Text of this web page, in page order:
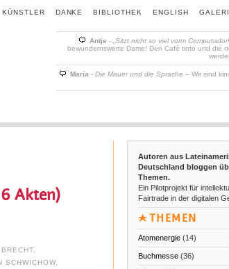
ENGLISH
BIBLIOTHEK
DANKE
KÜNSTLER
Antje - „Sitzt nicht so viel vorm
bewundernswerte Dame! Den Café tinto und die
María - Die Mauer und die Sprache – Wir sind
Akten)
SCHWICHOW,
Autoren aus
Deutschland bloggen
Themen.
Ein Pilotprojekt für
Fairtrade in der digitalen
THEMEN
Atomenergie(14)
Buchmesse(36)